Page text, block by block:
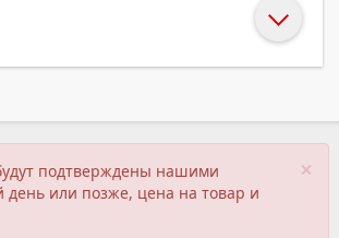
×
подтверждены нашими
день или позже, цена на товар и